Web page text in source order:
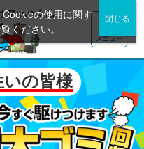
マッハくん
メニュー
の皆様
の使用に関す
ください。